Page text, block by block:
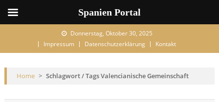
Donnerstag, Oktober 30, 2025
Impressum
Datenschutzerklärung Kontakt
Home > Schlagwort / Tags Valencianische Gemeinschaft
Spanien Portal